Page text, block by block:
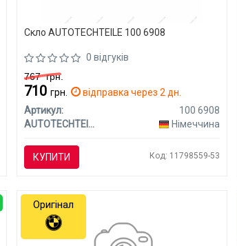
Скло AUTOTECHTEILE 100 6908
0 відгуків
767грн.
710грн.
відправка через 2 дн.
Артикул:
100 6908
AUTOTECHTEILE
Німеччина
КУПИТИ Код: 11798559-53
Оригінал